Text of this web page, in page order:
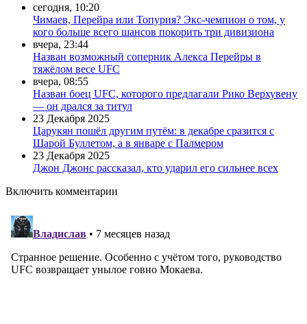
сегодня, 10:20
Чимаев, Перейра или Топурия? Экс-чемпион о том, у
кого больше всего шансов покорить три дивизиона
вчера, 23:44
Назван возможный соперник Алекса Перейры в
тяжёлом весе UFC
вчера, 08:55
Назван боец UFC, которого предлагали Рико Верхувену
— он дрался за титул
23 Декабря 2025
Царукян пошёл другим путём: в декабре сразится с
Шарой Буллетом, а в январе с Палмером
23 Декабря 2025
Джон Джонс рассказал, кто ударил его сильнее всех
Включить комментарии